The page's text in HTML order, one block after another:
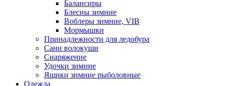
Балансиры
Блесны зимние
Воблеры зимние, VIB
Мормышки
Принадлежности для ледобура
Сани волокуши
Снаряжение
Удочки зимние
Ящики зимние рыболовные
Одежда